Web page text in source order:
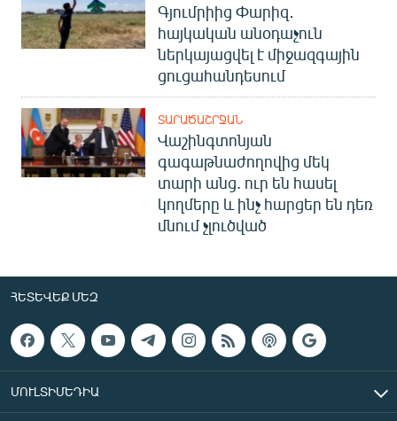
Գյումրիից Փարիզ․
հայկական անօդաչուն
ներկայացվել է միջազգային
ցուցահանդեսում
ՏԱՐԱԾԱՇՐՋԱՆ
Վաշինգտոնյան
գագաթնաժողովից մեկ
տարի անց. ուր են հասել
կողմերը և ինչ հարցեր են դեռ
մնում չլուծված
ՀԵՏԵՎԵՔ ՄԵԶ
ՄՈՒԼՏԻՄԵԴԻԱ